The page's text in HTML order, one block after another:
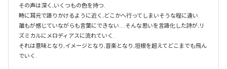
その声は深く,いくつもの色を持つ.
時に耳元で語りかけるように近く,どこかへ行ってしまいそうな程に遠い.
誰もが感じていながらも言葉にできない....そんな思いを言語化した詩が,リ
ズミカルにメロディアスに流れていく.
それは意味となり,イメージとなり,音楽となり,垣根を超えてどこまでも飛ん
でいく.